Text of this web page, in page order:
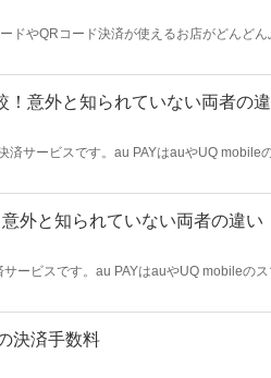
ドやQRコード決済が使えるお店がどんど
！意外と知られていない両者の
済サービスです。au PAYはauやUQ mobile
はau PAYと楽天ペイの特徴と基本情報を
外と知られていない両者の違い
ービスです。au PAYはauやUQ mobileの
はau PAYとd払い の特徴と基本情報をわ
決済手数料